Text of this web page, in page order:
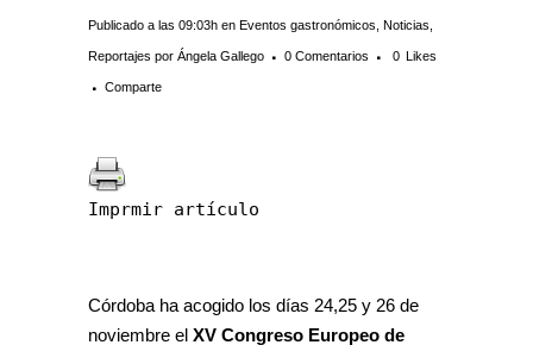
Publicado a las 09:03h en Eventos gastronómicos Noticias
Reportajes por Ángela Gallego 0 Comentarios 0 Likes
Comparte
Imprmir artículo
Córdoba ha acogido los días 24,25 y 26 de
noviembre el XV Congreso Europeo de